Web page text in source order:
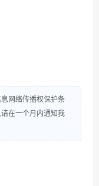
网络传播权保护条
在一个月内通知我